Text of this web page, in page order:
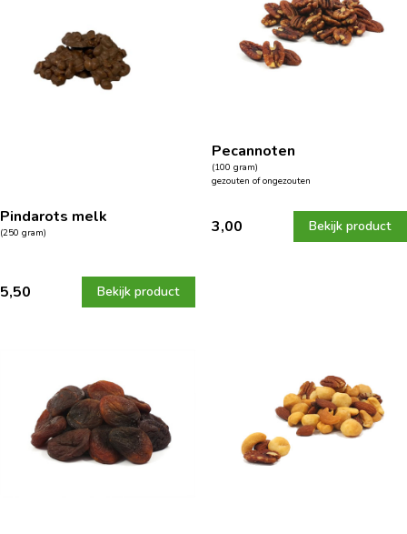
Pindarots melk
(250 gram)
5,50 Bekijk product
Pecannoten
(100 gram)
gezouten of ongezouten
3,00 Bekijk product